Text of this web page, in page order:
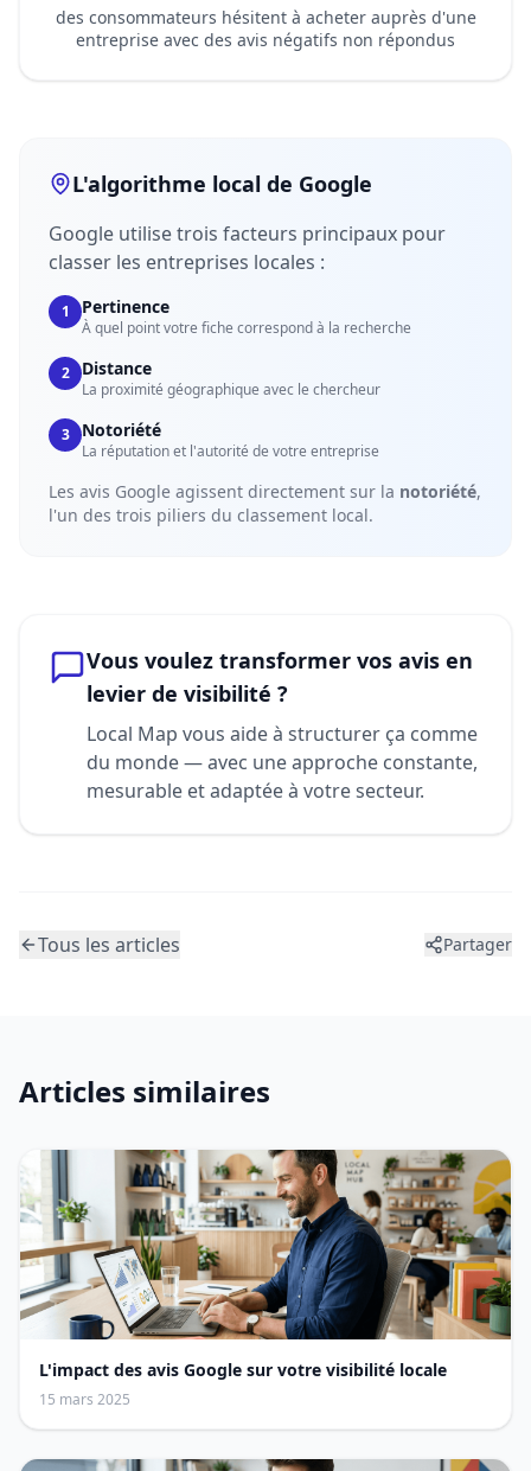
des consommateurs hésitent à acheter auprès d'une
entreprise avec des avis négatifs non répondus
L'algorithme local de Google
Google utilise trois facteurs principaux pour
classer les entreprises locales :
1 Pertinence
À quel point votre fiche correspond à la recherche
2 Distance
La proximité géographique avec le chercheur
3 Notoriété
La réputation et l'autorité de votre entreprise
Les avis Google agissent directement sur la notoriété,
l'un des trois piliers du classement local.
Vous voulez transformer vos avis en
levier de visibilité ?
Local Map vous aide à structurer ça comme
du monde — avec une approche constante,
mesurable et adaptée à votre secteur.
Tous les articles Partager
Articles similaires
L'impact des avis Google sur votre visibilité locale
15 mars 2025